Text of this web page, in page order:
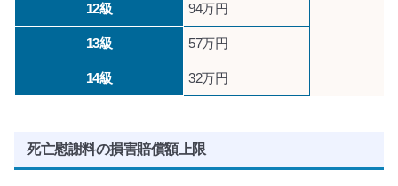
12級 94万円
13級 57万円
14級 32万円
死亡慰謝料の損害賠償額上限